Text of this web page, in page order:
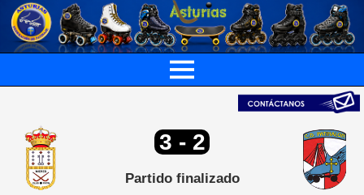
3 - 2
Partido finalizado